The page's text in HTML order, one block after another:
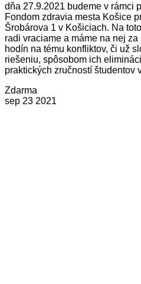
dňa 27.9.2021 budeme v rámci
Fondom zdravia mesta Košice
Šrobárova 1 v Košiciach. Na
radi vraciame a máme na nej
hodín na tému konfliktov, či už
riešeniu, spôsobom ich
praktických zručností študentov
Zdarma
sep 23 2021